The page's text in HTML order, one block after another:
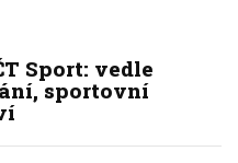
Sport: vedle
sportovní